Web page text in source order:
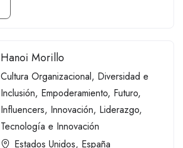
Hanoi Morillo
Cultura Organizacional, Diversidad e
Inclusión, Empoderamiento, Futuro,
Influencers, Innovación, Liderazgo,
Tecnología e Innovación
Estados Unidos, España